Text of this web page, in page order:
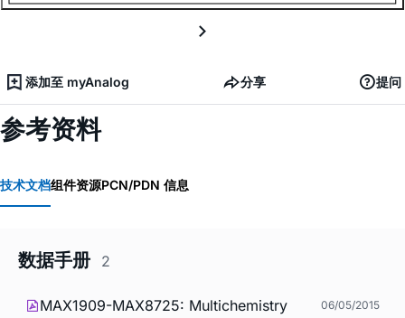
添加至 myAnalog 分享 提问
参考资料
技术文档组件资源PCN/PDN 信息
数据手册 2
MAX1909-MAX8725: Multichemistry
06/05/2015